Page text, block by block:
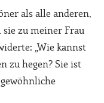
als alle anderen,
sie zu meiner Frau
„Wie kannst
zu hegen? Sie ist